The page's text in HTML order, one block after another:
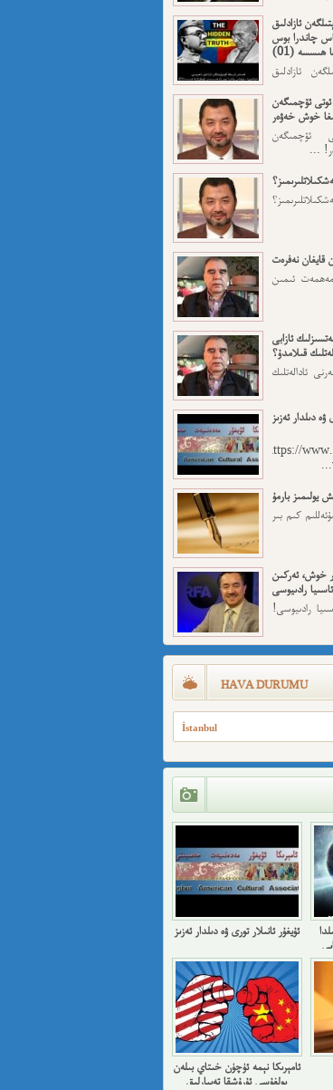
ئازادلىق
چاندرا بوس
ھىسسە (01)
ئازادلىق
ئوتى ئۆچمىگەن
خوش خەۋەر
ئۆچمىگەن
...
نەفرەت
ئىمىن
ئازابى
قىلامدۇ؟
ئادالەتلىك
ۋە دىلدار ئەزىز
https://
يولىمىز بارمۇ
كىم بىر
خوش، ئەركىن
ئاسىيا رادىيوسى
رادىيوسى!
HAVA DURUMU
İstanbul
ئۇيغۇر ئانىلار تورى ۋە دىلدار ئەزىز
يازغۇچىنىڭ 3 تىلدا
ئامېرىكا نېمە ئۈچۈن خىتاي بىلەن
بولغۇسى ئۇرۇشقا تەييارلىق